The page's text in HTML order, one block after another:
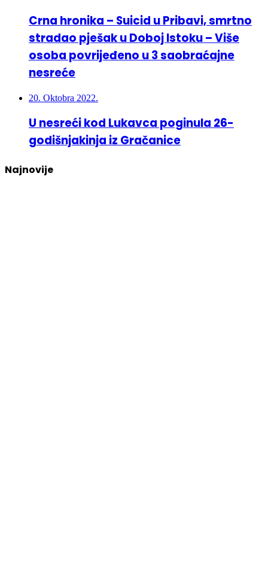
Crna hronika – Suicid u Pribavi, smrtno
stradao pješak u Doboj Istoku – Više
osoba povrijeđeno u 3 saobraćajne
nesreće
20. Oktobra 2022.
U nesreći kod Lukavca poginula 26-
godišnjakinja iz Gračanice
Najnovije